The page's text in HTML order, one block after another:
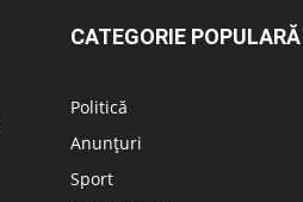
CATEGORIE POPULARĂ
Politică
Anunțuri
Sport